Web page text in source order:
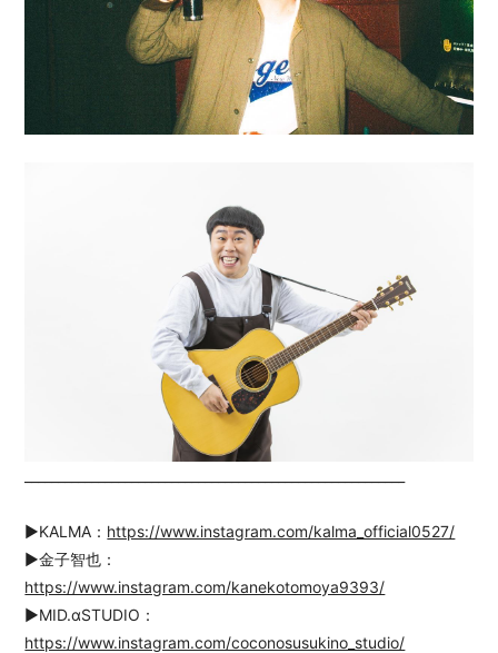
▶︎KALMA： https://www.instagram.com/kalma_official0527/
▶︎金子智也：
https://www.instagram.com/kanekotomoya9393/
▶︎MID.αSTUDIO：
https://www.instagram.com/coconosusukino_studio/